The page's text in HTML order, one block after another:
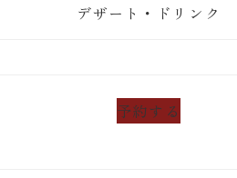
デザート・ドリンク
予約する